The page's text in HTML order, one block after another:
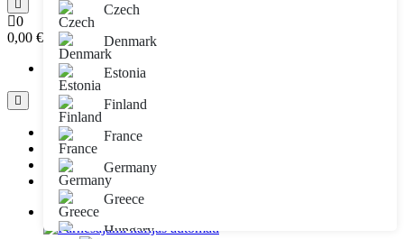
Czech
Denmark
Estonia
Finland
France
Germany
Greece
Hungary
0
0,00 €
Jūsu pirkumu grozs ir tukšs!
Preču grupas
Ražotāji
Informācija
Blogs